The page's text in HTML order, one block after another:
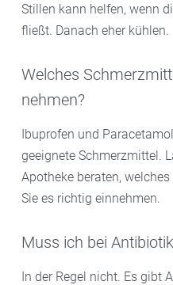
Stillen kann helfen, wenn
fließt. Danach eher kühlen.
Welches
nehmen?
Ibuprofen und
geeignete Schmerzmittel.
Apotheke beraten,
Sie es richtig einnehmen.
Muss ich bei
In der Regel nicht. Es gibt